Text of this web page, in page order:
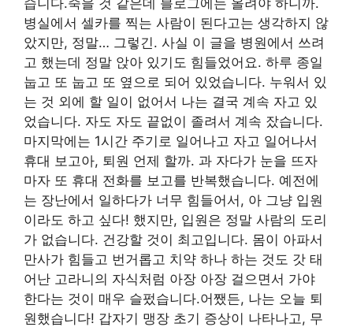
병실에서 셀카를 찍는 사람이 된다고는 생각하지 않
았지만, 정말… 그렇긴. 사실 이 글을 병원에서 쓰려
고 했는데 정말 앉아 있기도 힘들었어요. 하루 종일
눕고 또 눕고 또 옆으로 되어 있었습니다. 누워서 있
는 것 외에 할 일이 없어서 나는 결국 계속 자고 있
었습니다. 자도 자도 끝없이 졸려서 계속 잤습니다.
마지막에는 1시간 주기로 일어나고 자고 일어나서
휴대 보고아, 퇴원 언제 할까. 과 자다가 눈을 뜨자
마자 또 휴대 전화를 보고를 반복했습니다. 예전에
는 장난에서 일하다가 너무 힘들어서, 아 그냥 입원
이라도 하고 싶다! 했지만, 입원은 정말 사람의 도리
가 없습니다. 건강할 것이 최고입니다. 몸이 아파서
만사가 힘들고 번거롭고 치약 하나 하는 것도 갓 태
어난 고라니의 자식처럼 아장 아장 걸으면서 가야
한다는 것이 매우 슬펐습니다.어쨌든, 나는 오늘 퇴
원했습니다! 갑자기 맹장 초기 증상이 나타나고, 무